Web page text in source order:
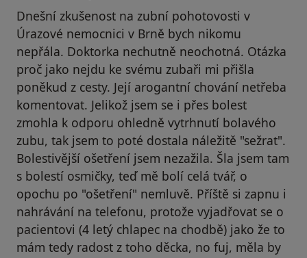
Dnešní zkušenost na zubní pohotovosti v
Úrazové nemocnici v Brně bych nikomu
nepřála. Doktorka nechutně neochotná. Otázka
proč jako nejdu ke svému zubaři mi přišla
poněkud z cesty. Její arogantní chování netřeba
komentovat. Jelikož jsem se i přes bolest
zmohla k odporu ohledně vytrhnutí bolavého
zubu, tak jsem to poté dostala náležitě "sežrat".
Bolestivější ošetření jsem nezažila. Šla jsem tam
s bolestí osmičky, teď mě bolí celá tvář, o
opochu po "ošetření" nemluvě. Příště si zapnu i
nahrávání na telefonu, protože vyjadřovat se o
pacientovi (4 letý chlapec na chodbě) jako že to
mám tedy radost z toho děcka, no fuj, měla by